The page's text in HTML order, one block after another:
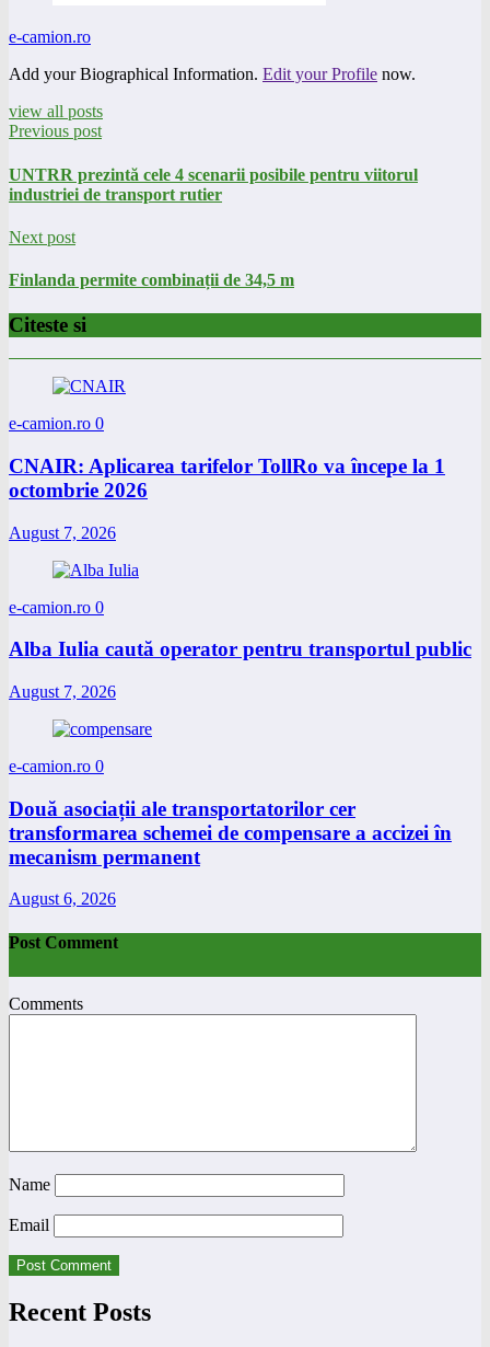
e-camion.ro
Add your Biographical Information. Edit your Profile now.
view all posts
Previous post
UNTRR prezintă cele 4 scenarii posibile pentru viitorul
industriei de transport rutier
Next post
Finlanda permite combinații de 34,5 m
Citeste si
e-camion.ro 0
CNAIR: Aplicarea tarifelor TollRo va începe la 1
octombrie 2026
August 7, 2026
e-camion.ro 0
Alba Iulia caută operator pentru transportul public
August 7, 2026
e-camion.ro 0
Două asociații ale transportatorilor cer
transformarea schemei de compensare a accizei în
mecanism permanent
August 6, 2026
Post Comment
Comments
Name
Email
Recent Posts